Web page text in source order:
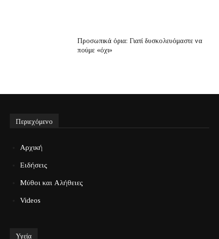
Προσωπικά όρια: Γιατί δυσκολευόμαστε να
πούμε «όχι»
Περιεχόμενο
Αρχική
Ειδήσεις
Μύθοι και Αλήθειες
Videos
Υγεία